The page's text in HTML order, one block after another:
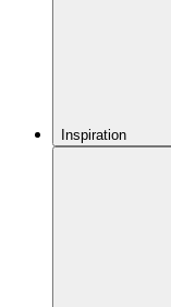
Inspiration